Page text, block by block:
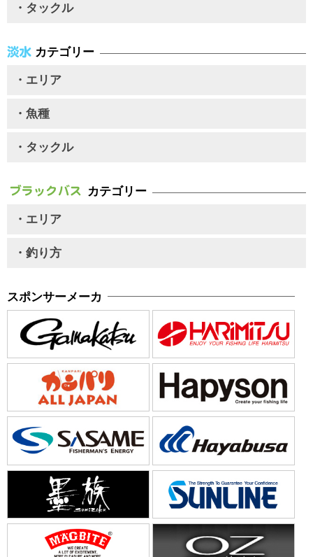
・タックル
カテゴリー
・エリア
・魚種
・タックル
カテゴリー
・エリア
・釣り方
スポンサーメーカ